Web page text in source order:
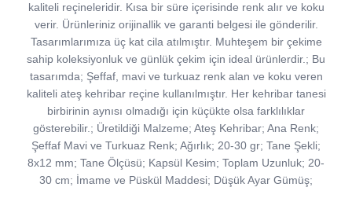
kaliteli reçineleridir. Kısa bir süre içerisinde renk alır ve koku
verir. Ürünleriniz orijinallik ve garanti belgesi ile gönderilir.
Tasarımlarımıza üç kat cila atılmıştır. Muhteşem bir çekime
sahip koleksiyonluk ve günlük çekim için ideal ürünlerdir.; Bu
tasarımda; Şeffaf, mavi ve turkuaz renk alan ve koku veren
kaliteli ateş kehribar reçine kullanılmıştır. Her kehribar tanesi
birbirinin aynısı olmadığı için küçükte olsa farklılıklar
gösterebilir.; Üretildiği Malzeme; Ateş Kehribar; Ana Renk;
Şeffaf Mavi ve Turkuaz Renk; Ağırlık; 20-30 gr; Tane Şekli;
8x12 mm; Tane Ölçüsü; Kapsül Kesim; Toplam Uzunluk; 20-
30 cm; İmame ve Püskül Maddesi; Düşük Ayar Gümüş;